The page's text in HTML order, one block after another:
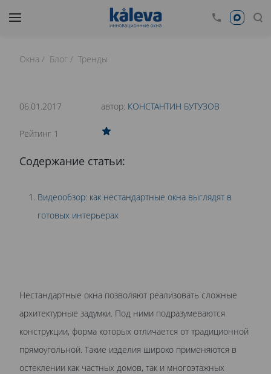
0
Окна Блог Тренды
Содержание статьи:
Видеообзор: как нестандартные окна выглядят в
готовых интерьерах
06.01.2017 автор: КОНСТАНТИН БУТУЗОВ
Рейтинг 1
Нестандартные окна позволяют реализовать сложные
архитектурные задумки. Под ними подразумеваются
конструкции, форма которых отличается от традиционной
прямоугольной. Такие изделия широко применяются в
остеклении как частных домов, так и многоэтажных